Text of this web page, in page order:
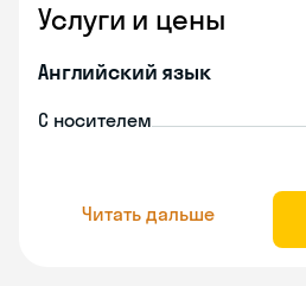
Услуги и цены
Английский язык
С носителем
Читать дальше